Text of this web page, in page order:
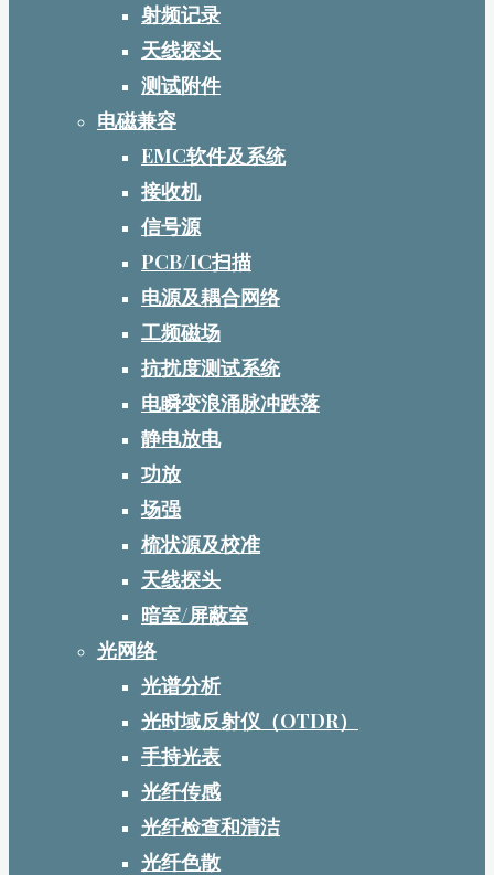
射频记录
天线探头
测试附件
电磁兼容
EMC软件及系统
接收机
信号源
PCB/IC扫描
电源及耦合网络
工频磁场
抗扰度测试系统
电瞬变浪涌脉冲跌落
静电放电
功放
场强
梳状源及校准
天线探头
暗室/屏蔽室
光网络
光谱分析
光时域反射仪（OTDR）
手持光表
光纤传感
光纤检查和清洁
光纤色散